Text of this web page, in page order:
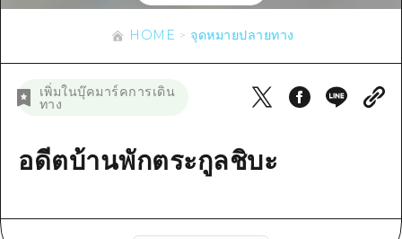
กีฬา
สถานบันเทิงยามค่ำคืน
มาตรฐาน
การรักษา
บริเวณรอบๆ มิยาจิมะ
เกโฮคุ
จังหวัดเอฮิเมะ
รายการ
เข้าถึงเข้าถึง
สรุปการจราจรรอง
ตั๋วเที่ยวคุ้มค่าตั๋วเที่ยวคุ้มค่า
ข่าว
HOME จุดหมายปลายทาง
เพิ่มในบุ๊คมาร์คการเดิน
ทาง
อดีตบ้านพักตระกูลชิบะ